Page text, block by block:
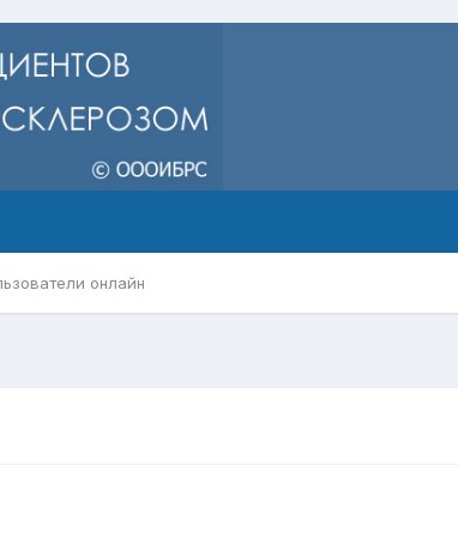
онлайн